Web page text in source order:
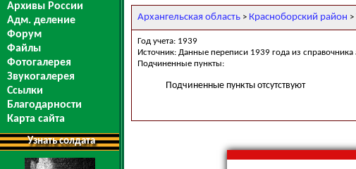
Архивы России
Адм. деление
Форум
Файлы
Фотогалерея
Звукогалерея
Ссылки
Благодарности
Карта сайта
Узнать солдата
Архангельская область > Красноборский район >
Год учета: 1939
Источник: Данные переписи 1939 года из
Подчиненные пункты:
Подчиненные пункты отсутствуют